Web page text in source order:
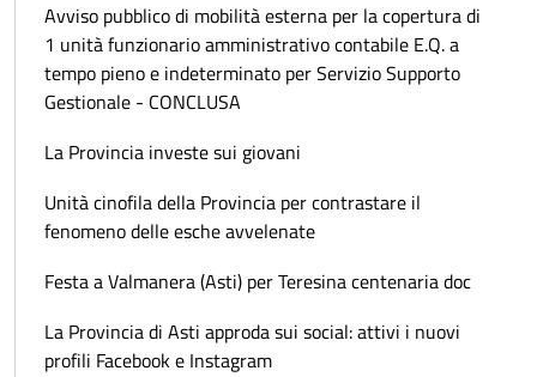
Avviso pubblico di mobilità esterna per la copertura di
1 unità funzionario amministrativo contabile E.Q. a
tempo pieno e indeterminato per Servizio Supporto
Gestionale - CONCLUSA
La Provincia investe sui giovani
Unità cinofila della Provincia per contrastare il
fenomeno delle esche avvelenate
Festa a Valmanera (Asti) per Teresina centenaria doc
La Provincia di Asti approda sui social: attivi i nuovi
profili Facebook e Instagram